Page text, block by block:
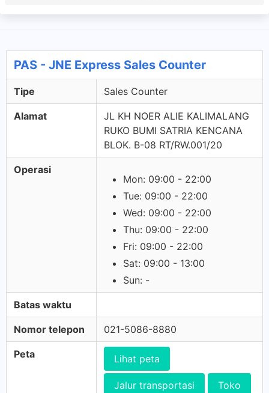
PAS - JNE Express Sales Counter
Tipe Sales Counter
Alamat
JL KH NOER ALIE KALIMALANG
RUKO BUMI SATRIA KENCANA
BLOK. B-08 RT/RW.001/20
Operasi
Mon: 09:00 - 22:00
Tue: 09:00 - 22:00
Wed: 09:00 - 22:00
Thu: 09:00 - 22:00
Fri: 09:00 - 22:00
Sat: 09:00 - 13:00
Sun: -
Batas waktu
Nomor telepon 021-5086-8880
Peta Lihat peta
Jalur transportasi Toko